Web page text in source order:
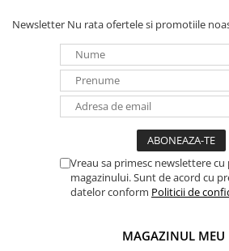
extern
UPS Trifazat
Stabilizatoare Tensiune
PDUs unitati de distributie a
Cabinete baterii
Acumulatori UPS
Newsletter Nu rata ofertele si promotiile
Vreau sa primesc newslettere
magazinului. Sunt de acord cu
datelor conform Politicii de
MAGAZINUL MEU